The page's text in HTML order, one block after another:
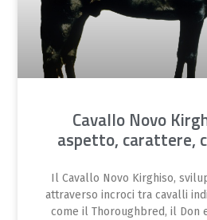
Cavallo Novo
aspetto, carattere,
Il Cavallo Novo Kirghiso,
attraverso incroci tra cavalli
come il Thoroughbred, il Don